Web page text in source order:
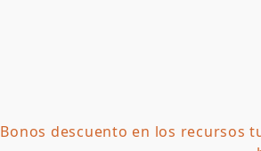
Bonos descuento en los recursos